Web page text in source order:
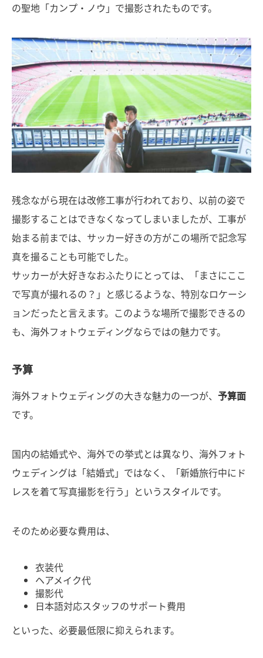
の聖地「カンプ・ノウ」で撮影されたものです。
残念ながら現在は改修工事が行われており、以前の姿で
撮影することはできなくなってしまいましたが、工事が
始まる前までは、サッカー好きの方がこの場所で記念写
真を撮ることも可能でした。
サッカーが大好きなおふたりにとっては、「まさにここ
で写真が撮れるの？」と感じるような、特別なロケーシ
ョンだったと言えます。このような場所で撮影できるの
も、海外フォトウェディングならではの魅力です。
予算
海外フォトウェディングの大きな魅力の一つが、 予算面
です。
国内の結婚式や、海外での挙式とは異なり、海外フォト
ウェディングは「結婚式」ではなく、「新婚旅行中にド
レスを着て写真撮影を行う」というスタイルです。
そのため必要な費用は、
衣装代
ヘアメイク代
撮影代
日本語対応スタッフのサポート費用
といった、必要最低限に抑えられます。